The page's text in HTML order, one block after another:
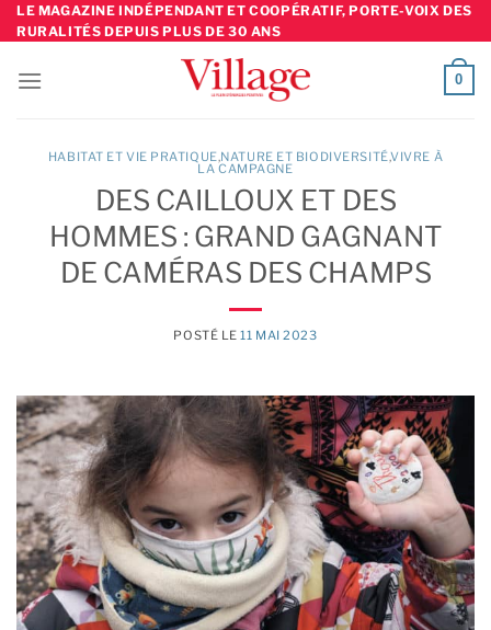
Skip
to
LE MAGAZINE INDÉPENDANT ET COOPÉRATIF, PORTE-VOIX DES
RURALITÉS DEPUIS PLUS DE 30 ANS
0
HABITAT ET VIE PRATIQUE,NATURE ET BIODIVERSITÉ,VIVRE À
LA CAMPAGNE
DES CAILLOUX ET DES
HOMMES : GRAND GAGNANT
DE CAMÉRAS DES CHAMPS
POSTÉ LE11 MAI 2023